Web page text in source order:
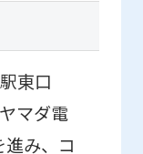
東口
マダ電
み、コ